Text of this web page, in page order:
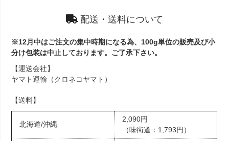
配送・送料について
※12月中はご注文の集中時期になる為、100g単位の販売及び小
分け包装は中止しております。ご了承下さい。
【運送会社】
ヤマト運輸（クロネコヤマト）
【送料】
北海道/沖縄
2,090円
（味街道：1,793円）